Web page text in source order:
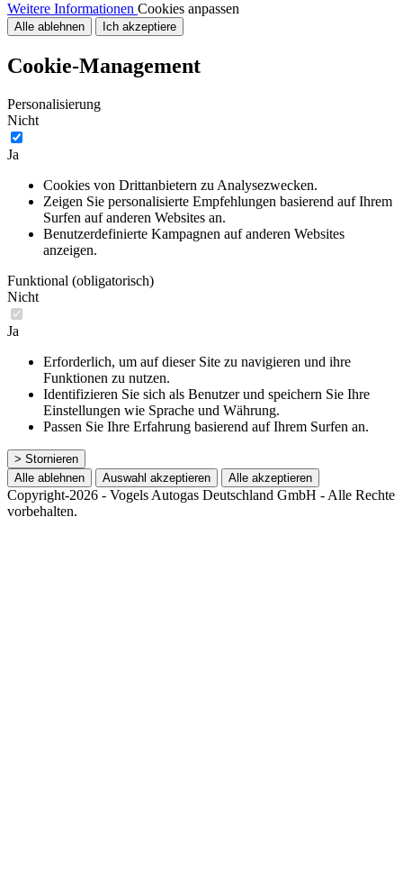
Weitere Informationen Cookies anpassen
Alle ablehnen Ich akzeptiere
Cookie-Management
Personalisierung
Nicht
Ja
Cookies von Drittanbietern zu Analysezwecken.
Zeigen Sie personalisierte Empfehlungen basierend auf Ihrem
Surfen auf anderen Websites an.
Benutzerdefinierte Kampagnen auf anderen Websites
anzeigen.
Funktional (obligatorisch)
Nicht
Ja
Erforderlich, um auf dieser Site zu navigieren und ihre
Funktionen zu nutzen.
Identifizieren Sie sich als Benutzer und speichern Sie Ihre
Einstellungen wie Sprache und Währung.
Passen Sie Ihre Erfahrung basierend auf Ihrem Surfen an.
> Stornieren
Alle ablehnen
Auswahl akzeptieren Alle akzeptieren
Copyright-2026 - Vogels Autogas Deutschland GmbH - Alle Rechte
vorbehalten.